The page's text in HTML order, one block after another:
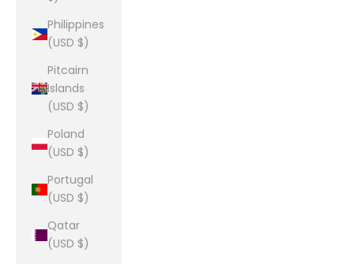
Philippines
(USD $)
Pitcairn
Islands
(USD $)
Poland
(USD $)
Portugal
(USD $)
Qatar
(USD $)